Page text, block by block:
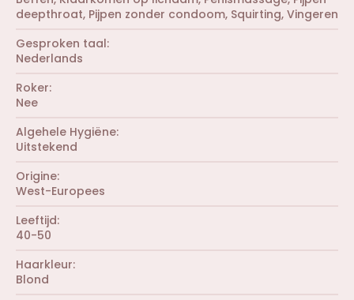
n
)
(
r
e
n
s
t
r
deepthroat Pijpen zonder condoom Squirting Vingeren
Gesproken taal
Nederlands
Roker
Nee
Algehele Hygiëne
Uitstekend
Origine
West-Europees
Leeftijd
40-50
Haarkleur
Blond